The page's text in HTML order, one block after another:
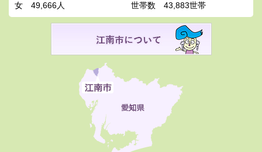
女
49,666人
世帯数
43,883世帯